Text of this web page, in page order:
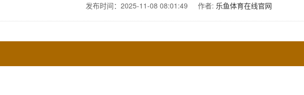
发布时间：2025-11-08 08:01:49 作者: 乐鱼体育在线官网